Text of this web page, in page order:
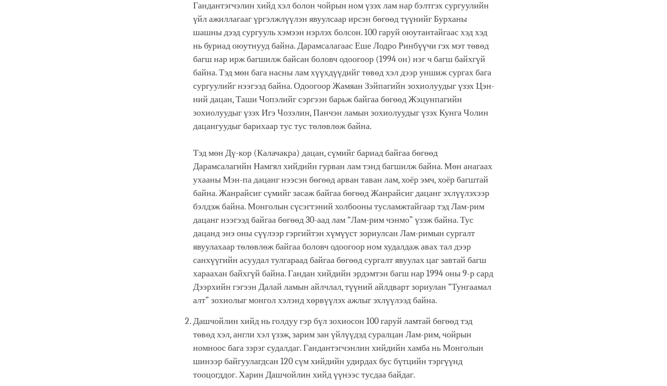
Гандантэгчэлин хийд хэл болон чойрын ном үзэх лам нар бэлтгэх сургуулийн
үйл ажиллагааг үргэлжлүүлэн явуулсаар ирсэн бөгөөд түүнийг Бурханы
шашны дээд сургууль хэмээн нэрлэх болсон. 100 гаруй оюутантайгаас хэд хэд
нь буриад оюутнууд байна. Дарамсалагаас Еше Лодро Ринбүүчи гэх мэт төвөд
багш нар ирж багшилж байсан боловч одоогоор (1994 он) нэг ч багш байхгүй
байна. Тэд мөн бага насны лам хүүхдүүдийг төвөд хэл дээр уншиж сургах бага
сургуулийг нээгээд байна. Одоогоор Жамяан Зэйпагийн зохиолуудыг үзэх Цэн-
ний дацан, Таши Чопэлийг сэргээн барьж байгаа бөгөөд Жэцунпагийн
зохиолуудыг үзэх Игэ Чозэлин, Панчэн ламын зохиолуудыг үзэх Кунга Чолин
дацангуудыг барихаар тус тус төлөвлөж байна.
Тэд мөн Дү-кор (Калачакра) дацан, сүмийг бариад байгаа бөгөөд
Дарамсалагийн Намгял хийдийн гурван лам тэнд багшилж байна. Мөн анагаах
ухааны Мэн-па дацанг нээсэн бөгөөд арван таван лам, хоёр эмч, хоёр багштай
байна. Жанрайсиг сүмийг засаж байгаа бөгөөд Жанрайсиг дацанг эхлүүлэхээр
бэлдэж байна. Монголын сүсэгтэний холбооны тусламжтайгаар тэд Лам-рим
дацанг нээгээд байгаа бөгөөд 30-аад лам “Лам-рим чэнмо” үзэж байна. Тус
дацанд энэ оны сүүлээр гэргийтэн хүмүүст зориулсан Лам-римын сургалт
явуулахаар төлөвлөж байгаа боловч одоогоор ном худалдаж авах тал дээр
санхүүгийн асуудал тулгараад байгаа бөгөөд сургалт явуулах цаг завтай багш
хараахан байхгүй байна. Гандан хийдийн эрдэмтэн багш нар 1994 оны 9-р сард
Дээрхийн гэгээн Далай ламын айлчлал, түүний айлдварт зориулан “Тунгаамал
алт” зохиолыг монгол хэлэнд хөрвүүлэх ажлыг эхлүүлээд байна.
Дашчойлин хийд нь голдуу гэр бүл зохиосон 100 гаруй ламтай бөгөөд тэд
төвөд хэл, англи хэл үзэж, зарим зан үйлүүдэд суралцан Лам-рим, чойрын
номноос бага зэрэг судалдаг. Гандантэгчэнлин хийдийн хамба нь Монголын
шинээр байгуулагдсан 120 сүм хийдийн удирдах бус бүтцийн тэргүүнд
тооцогддог. Харин Дашчойлин хийд үүнээс тусдаа байдаг.